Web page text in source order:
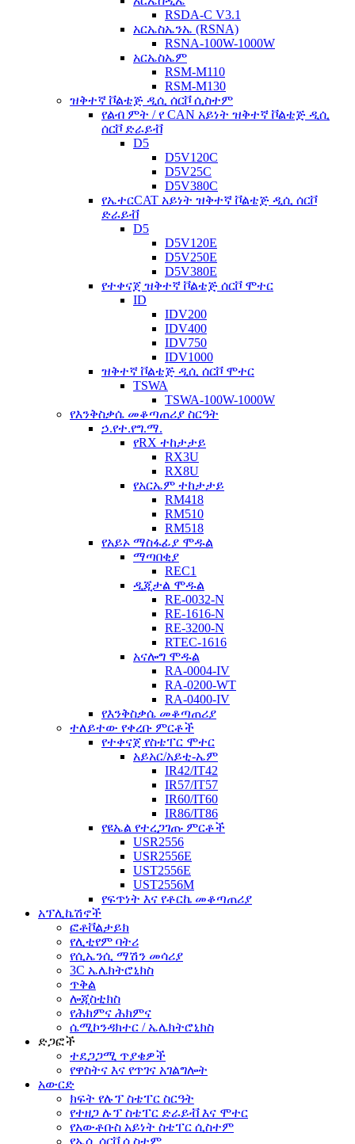
RSDA-C V3.1
አርኤስኤንኤ (RSNA)
RSNA-100W-1000W
አርኤስኤም
RSM-M110
RSM-M130
ዝቅተኛ ቮልቴጅ ዲሲ ሰርቮ ሲስተም
የልብ ምት / የ CAN አይነት ዝቅተኛ ቮልቴጅ ዲሲ
ሰርቮ ድራይቭ
D5
D5V120C
D5V25C
D5V380C
የኤተርCAT አይነት ዝቅተኛ ቮልቴጅ ዲሲ ሰርቮ
ድራይቭ
D5
D5V120E
D5V250E
D5V380E
የተቀናጀ ዝቅተኛ ቮልቴጅ ሰርቮ ሞተር
ID
IDV200
IDV400
IDV750
IDV1000
ዝቅተኛ ቮልቴጅ ዲሲ ሰርቮ ሞተር
TSWA
TSWA-100W-1000W
የእንቅስቃሴ መቆጣጠሪያ ስርዓት
ኃ.የተ.የግ.ማ.
የRX ተከታታይ
RX3U
RX8U
የአርኤም ተከታታይ
RM418
RM510
RM518
የአይኦ ማስፋፊያ ሞዱል
ማጣበቂያ
REC1
ዲጂታል ሞዱል
RE-0032-N
RE-1616-N
RE-3200-N
RTEC-1616
አናሎግ ሞዱል
RA-0004-IV
RA-0200-WT
RA-0400-IV
የእንቅስቃሴ መቆጣጠሪያ
ተለይተው የቀረቡ ምርቶች
የተቀናጀ የስቴፐር ሞተር
አይአር/አይቲ-ኤም
IR42/IT42
IR57/IT57
IR60/IT60
IR86/IT86
የዩኤል የተረጋገጡ ምርቶች
USR2556
USR2556E
UST2556E
UST2556M
የፍጥነት እና የቶርኬ መቆጣጠሪያ
አፕሊኬሽኖች
ፎቶቮልታይክ
የሊቲየም ባትሪ
የሲኤንሲ ማሽን መሳሪያ
3C ኤሌክትሮኒክስ
ጥቅል
ሎጂስቲክስ
የሕክምና ሕክምና
ሴሚኮንዳክተር / ኤሌክትሮኒክስ
ድጋፎች
ተደጋጋሚ ጥያቄዎች
የዋስትና እና የጥገና አገልግሎት
አውርድ
ክፍት የሉፕ ስቴፐር ስርዓት
የተዘጋ ሉፕ ስቴፐር ድራይቭ እና ሞተር
የአውቶቡስ አይነት ስቴፐር ሲስተም
የኤሲ ሰርቮ ሲስተም